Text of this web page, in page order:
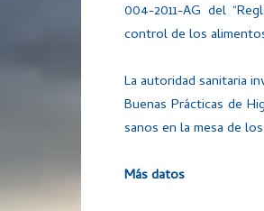
004-2011-AG del
control de los
La autoridad sanitaria
Buenas Prácticas de
sanos en la mesa de
Más datos